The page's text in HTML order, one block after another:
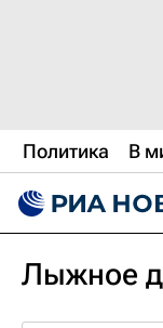
Политика В
Лыжное